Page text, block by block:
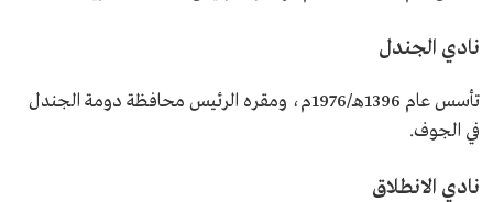
نادي الجندل
تأسس عام 1396هـ/1976م، ومقره الرئيس محافظة دومة الجندل
في الجوف.
نادي الانطلاق